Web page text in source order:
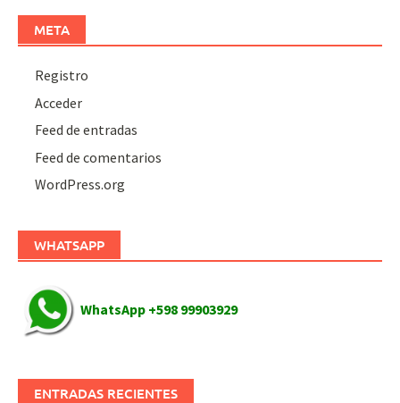
META
Registro
Acceder
Feed de entradas
Feed de comentarios
WordPress.org
WHATSAPP
WhatsApp +598 99903929
ENTRADAS RECIENTES